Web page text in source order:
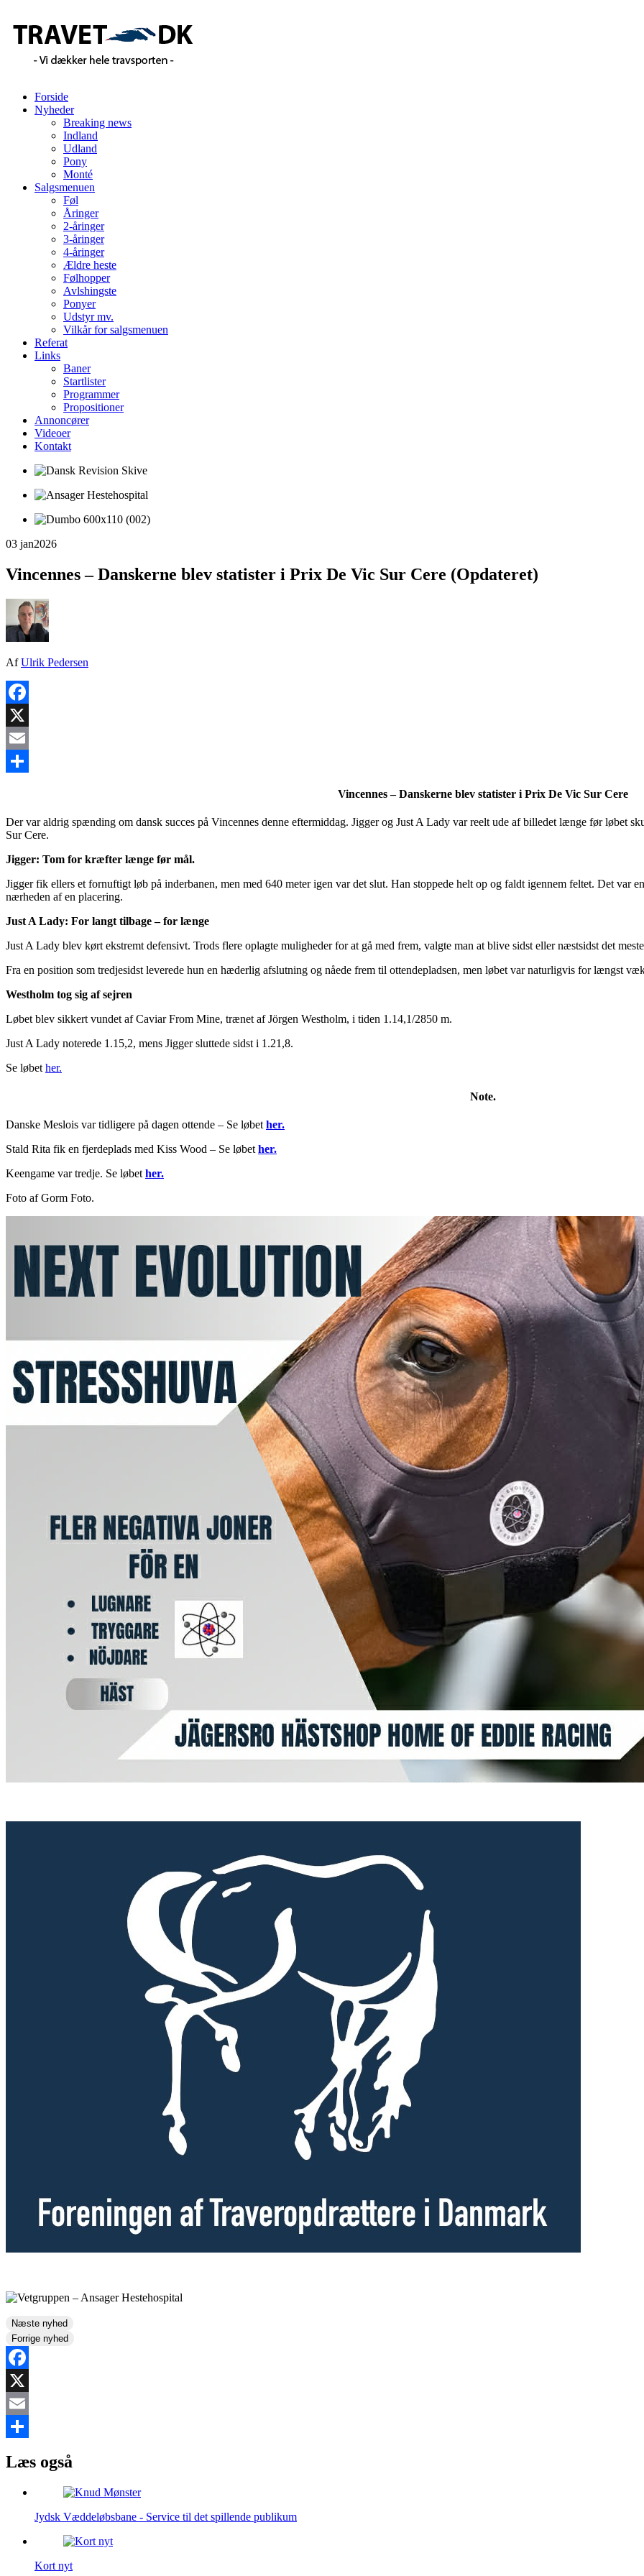
Forside
Nyheder
Breaking news
Indland
Udland
Pony
Monté
Salgsmenuen
Føl
Åringer
2-åringer
3-åringer
4-åringer
Ældre heste
Følhopper
Avlshingste
Ponyer
Udstyr mv.
Vilkår for salgsmenuen
Referat
Links
Baner
Startlister
Programmer
Propositioner
Annoncører
Videoer
Kontakt
03 jan2026
Vincennes – Danskerne blev statister i Prix De Vic Sur Cere (Opdateret)
AfUlrik Pedersen
Facebook
X
Email
Vincennes – Danskerne blev statister i Prix De Vic Sur Cere
Der var aldrig spænding om dansk succes på Vincennes denne eftermiddag. Jigger og Just A Lady var reelt ude af billedet længe før løbet
Sur Cere.
Jigger: Tom for kræfter længe før mål.
Jigger fik ellers et fornuftigt løb på inderbanen, men med 640 meter igen var det slut. Han stoppede helt op og faldt igennem feltet. Det var
nærheden af en placering.
Just A Lady: For langt tilbage – for længe
Just A Lady blev kørt ekstremt defensivt. Trods flere oplagte muligheder for at gå med frem, valgte man at blive sidst eller næstsidst det
Fra en position som tredjesidst leverede hun en hæderlig afslutning og nåede frem til ottendepladsen, men løbet var naturligvis for længst
Westholm tog sig af sejren
Løbet blev sikkert vundet af Caviar From Mine, trænet af Jörgen Westholm, i tiden 1.14,1/2850 m.
Just A Lady noterede 1.15,2, mens Jigger sluttede sidst i 1.21,8.
Se løbet her.
Note.
Danske Meslois var tidligere på dagen ottende – Se løbet her.
Stald Rita fik en fjerdeplads med Kiss Wood – Se løbet her.
Keengame var tredje. Se løbet her.
Foto af Gorm Foto.
Næste nyhed
Forrige nyhed
Facebook
X
Email
Læs også
Jydsk Væddeløbsbane - Service til det spillende publikum
Kort nyt